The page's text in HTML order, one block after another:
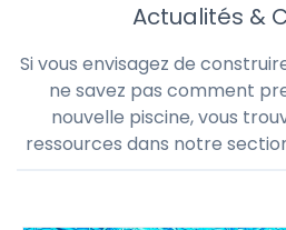
Actualités &
Si vous envisagez de
ne savez pas comment
nouvelle piscine, vous
ressources dans notre